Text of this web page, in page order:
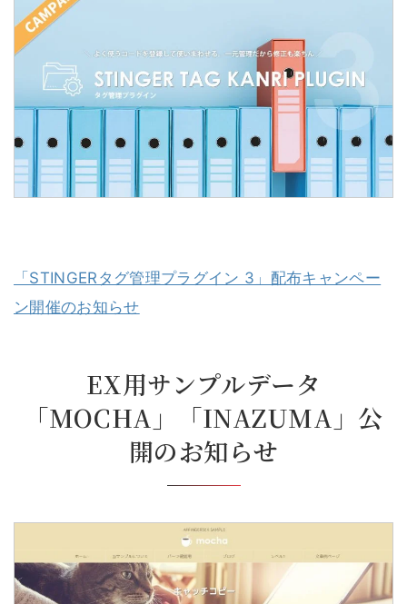
「STINGERタグ管理プラグイン 3」配布キャンペー
ン開催のお知らせ
EX用サンプルデータ
「MOCHA」「INAZUMA」公
開のお知らせ